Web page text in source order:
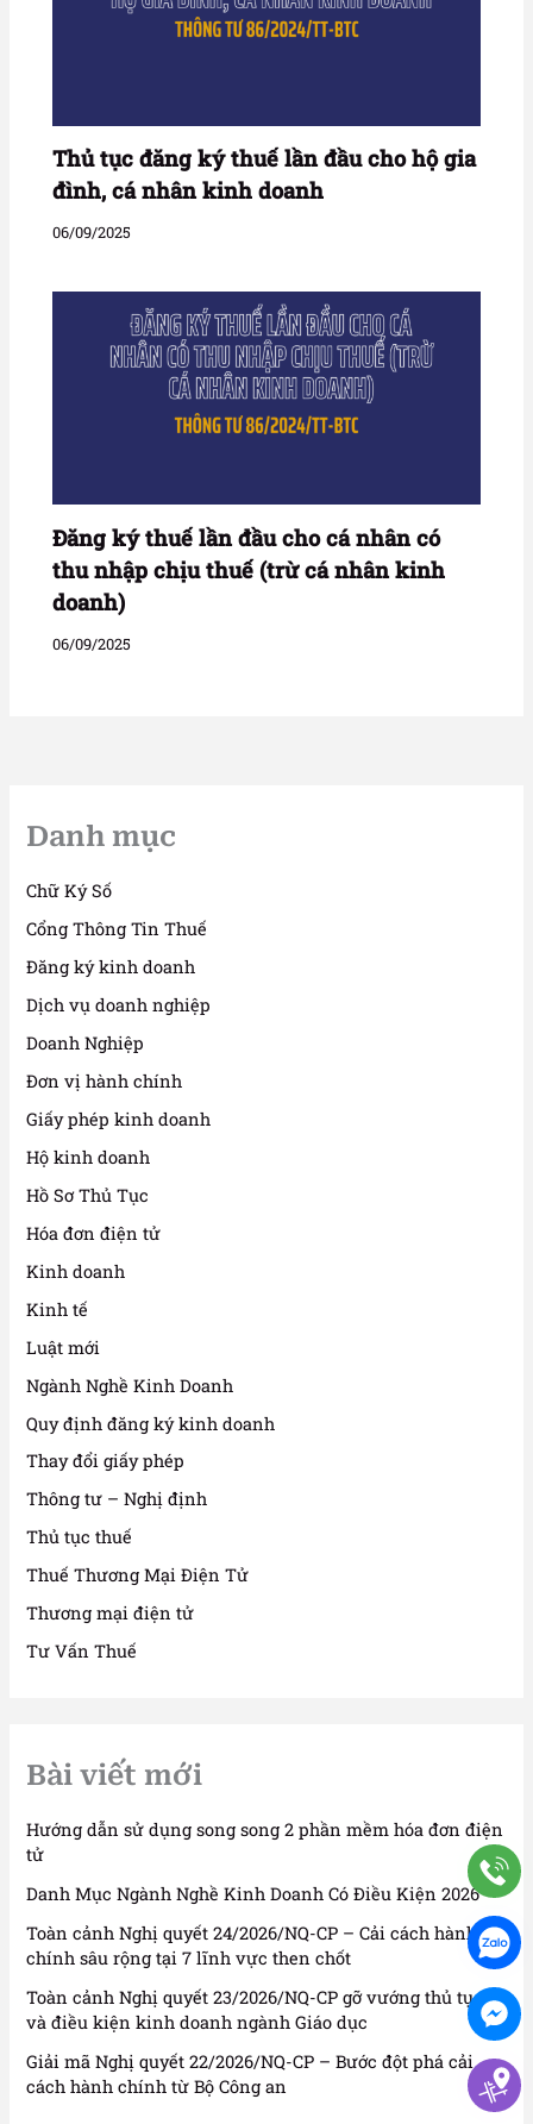
Thủ tục đăng ký thuế lần đầu cho hộ gia
đình, cá nhân kinh doanh
06/09/2025
Đăng ký thuế lần đầu cho cá nhân có
thu nhập chịu thuế (trừ cá nhân kinh
doanh)
06/09/2025
Danh mục
Chữ Ký Số
Cổng Thông Tin Thuế
Đăng ký kinh doanh
Dịch vụ doanh nghiệp
Doanh Nghiệp
Đơn vị hành chính
Giấy phép kinh doanh
Hộ kinh doanh
Hồ Sơ Thủ Tục
Hóa đơn điện tử
Kinh doanh
Kinh tế
Luật mới
Ngành Nghề Kinh Doanh
Quy định đăng ký kinh doanh
Thay đổi giấy phép
Thông tư – Nghị định
Thủ tục thuế
Thuế Thương Mại Điện Tử
Thương mại điện tử
Tư Vấn Thuế
Bài viết mới
Hướng dẫn sử dụng song song 2 phần mềm hóa đơn điện
tử
Danh Mục Ngành Nghề Kinh Doanh Có Điều Kiện 2026
Toàn cảnh Nghị quyết 24/2026/NQ-CP – Cải cách hành
chính sâu rộng tại 7 lĩnh vực then chốt
Toàn cảnh Nghị quyết 23/2026/NQ-CP gỡ vướng thủ tục
và điều kiện kinh doanh ngành Giáo dục
Giải mã Nghị quyết 22/2026/NQ-CP – Bước đột phá cải
cách hành chính từ Bộ Công an